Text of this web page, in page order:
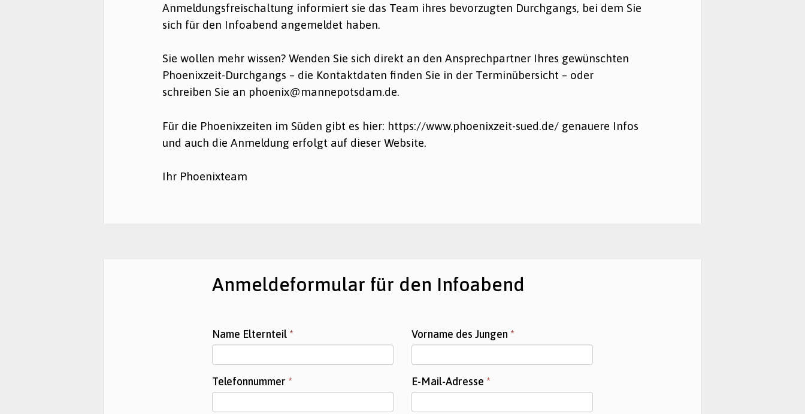
Anmeldungsfreischaltung informiert sie das Team ihres bevorzugten Durchgangs, bei dem Sie
sich für den Infoabend angemeldet haben.
Sie wollen mehr wissen? Wenden Sie sich direkt an den Ansprechpartner Ihres gewünschten
Phoenixzeit-Durchgangs – die Kontaktdaten finden Sie in der Terminübersicht – oder
schreiben Sie an phoenix@mannepotsdam.de.
Für die Phoenixzeiten im Süden gibt es hier: https://www.phoenixzeit-sued.de/ genauere Infos
und auch die Anmeldung erfolgt auf dieser Website.
Ihr Phoenixteam
Anmeldeformular für den Infoabend
Name Elternteil * Vorname des Jungen *
Telefonnummer * E-Mail-Adresse *